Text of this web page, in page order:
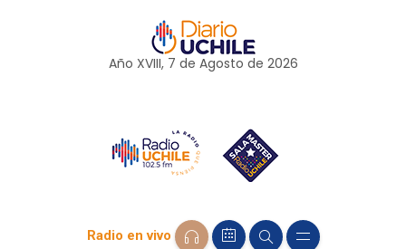
Año XVIII, 7 de Agosto de 2026
Radio en vivo